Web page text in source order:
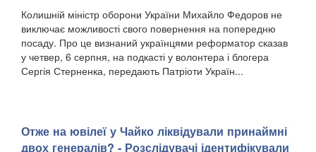
Колишній міністр оборони України Михайло Федоров не
виключає можливості свого повернення на попередню
посаду. Про це визнаний українцями реформатор сказав
у четвер, 6 серпня, на подкасті у волонтера і блогера
Сергія Стерненка, передають Патріоти Україн...
Отже на ювілеї у Чайко ліквідували принаймні
двох генералів? - Розслідувачі ідентифікували